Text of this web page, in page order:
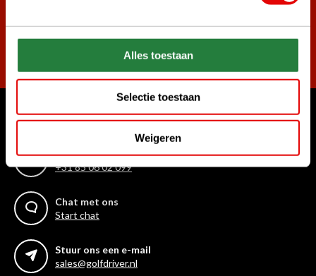
Alles toestaan
Selectie toestaan
Weigeren
Abonneer
Bel ons gerust
+31 85 06 02 099
Chat met ons
Start chat
Stuur ons een e-mail
sales@golfdriver.nl